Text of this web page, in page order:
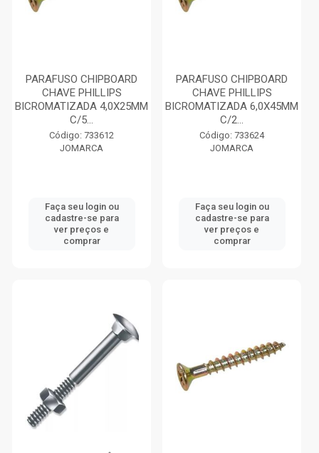
PARAFUSO CHIPBOARD
CHAVE PHILLIPS
BICROMATIZADA 4,0X25MM
C/5...
Código: 733612
JOMARCA
Faça seu login ou
cadastre-se para
ver preços e
comprar
PARAFUSO CHIPBOARD
CHAVE PHILLIPS
BICROMATIZADA 6,0X45MM
C/2...
Código: 733624
JOMARCA
Faça seu login ou
cadastre-se para
ver preços e
comprar